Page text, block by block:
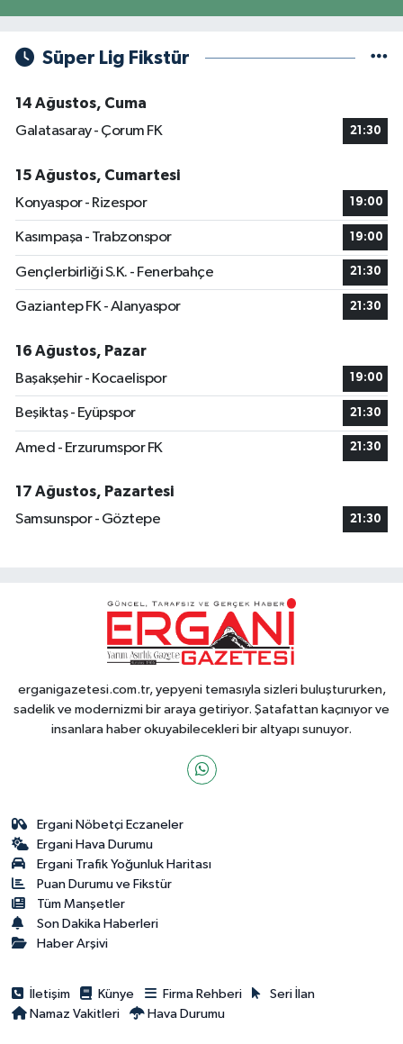
Süper Lig Fikstür
14 Ağustos, Cuma
Galatasaray - Çorum FK
21:30
15 Ağustos, Cumartesi
Konyaspor - Rizespor
19:00
Kasımpaşa - Trabzonspor 19:00
Gençlerbirliği S.K. - Fenerbahçe 21:30
Gaziantep FK - Alanyaspor 21:30
16 Ağustos, Pazar
Başakşehir - Kocaelispor
19:00
Beşiktaş - Eyüpspor 21:30
Amed - Erzurumspor FK 21:30
17 Ağustos, Pazartesi
Samsunspor - Göztepe
21:30
erganigazetesi.com.tr, yepyeni temasıyla sizleri buluştururken,
sadelik ve modernizmi bir araya getiriyor. Şatafattan kaçınıyor ve
insanlara haber okuyabilecekleri bir altyapı sunuyor.
Ergani Nöbetçi Eczaneler
Ergani Hava Durumu
Ergani Trafik Yoğunluk Haritası
Puan Durumu ve Fikstür
Tüm Manşetler
Son Dakika Haberleri
Haber Arşivi
İletişim Künye Firma Rehberi
Seri İlan
Namaz Vakitleri
Hava Durumu